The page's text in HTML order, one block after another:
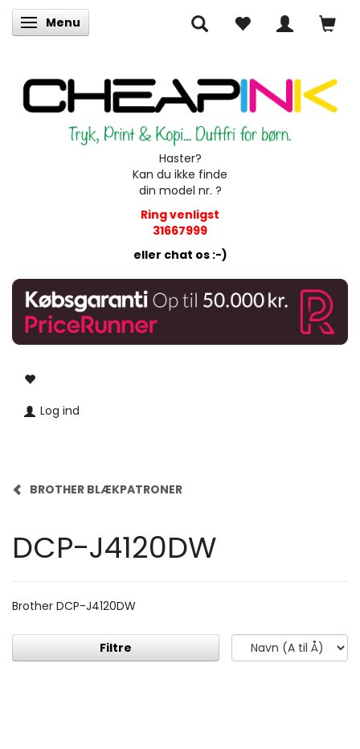
Skifte navigation
Menu
Haster?
Kan du ikke finde
din model nr. ?
Ring venligst
31667999
eller chat os :-)
Log ind
BROTHER BLÆKPATRONER
DCP-J4120DW
Brother DCP-J4120DW
Filtre